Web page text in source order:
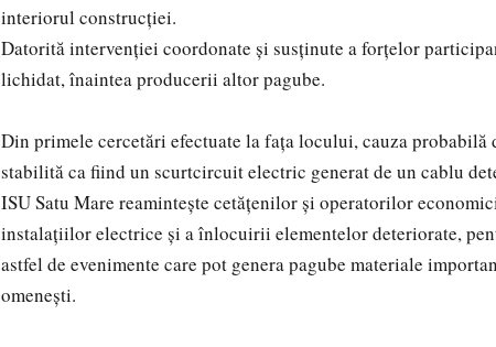
interiorul construcției.
Datorită intervenției coordonate și susținute a forțelor
lichidat, înaintea producerii altor pagube.
Din primele cercetări efectuate la fața locului, cauza
stabilită ca fiind un scurtcircuit electric generat de un cablu
ISU Satu Mare reamintește cetățenilor și operatorilor
instalațiilor electrice și a înlocuirii elementelor deteriorate,
astfel de evenimente care pot genera pagube materiale
omenești.